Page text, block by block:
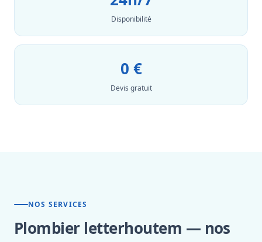
Disponibilité
0 €
Devis gratuit
NOS SERVICES
Plombier letterhoutem — nos